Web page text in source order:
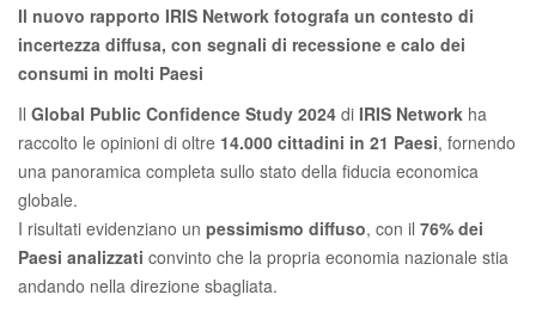
Il nuovo rapporto IRIS Network fotografa un contesto di
incertezza diffusa, con segnali di recessione e calo dei
consumi in molti Paesi
Il Global Public Confidence Study 2024 di IRIS Network ha
raccolto le opinioni di oltre 14.000 cittadini in 21 Paesi, fornendo
una panoramica completa sullo stato della fiducia economica
globale.
I risultati evidenziano un pessimismo diffuso, con il 76% dei
Paesi analizzati convinto che la propria economia nazionale stia
andando nella direzione sbagliata.